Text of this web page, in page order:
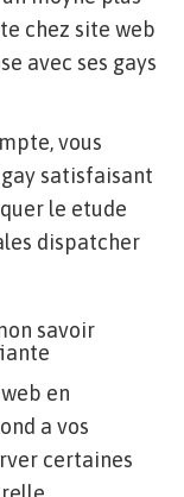
chez site web
avec ses gays
vous
satisfaisant
le etude
dispatcher
savoir
en
a vos
certaines